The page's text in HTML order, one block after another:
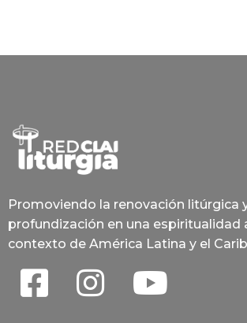
Promoviendo la renovación litúrgica
profundización en una espiritualidad
contexto de América Latina y el